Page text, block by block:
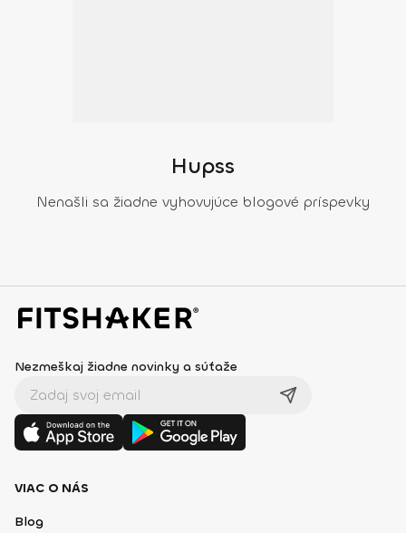
Hupss
Nenašli sa žiadne vyhovujúce blogové príspevky
Nezmeškaj žiadne novinky a súťaže
VIAC O NÁS
Blog